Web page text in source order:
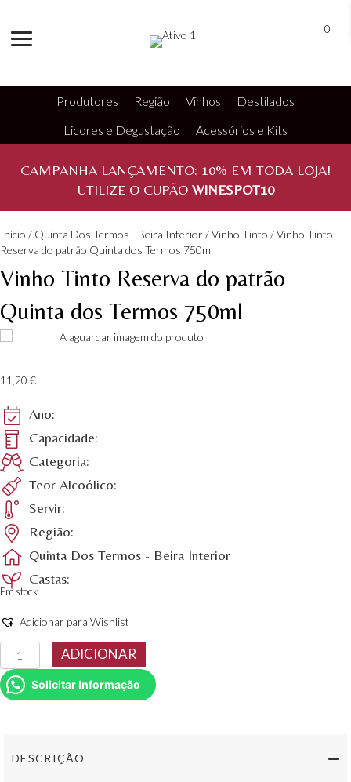
0
Produtores Região Vinhos
Destilados
Licores e Degustação
Acessórios e Kits
CAMPANHA LANÇAMENTO: 10% EM TODA LOJA!
UTILIZE O CUPÃO WINESPOT10
Início / Quinta Dos Termos - Beira Interior/Vinho Tinto / Vinho Tinto
Reserva do patrão Quinta dos Termos 750ml
Vinho Tinto Reserva do patrão
Quinta dos Termos 750ml
11,20 €
Ano:
Capacidade:
Categoria:
Teor Alcoólico:
Servir:
Região:
Quinta Dos Termos - Beira Interior
Castas:
Em stock
Adicionar para Wishlist
Quantidade
de
Vinho
Tinto
Quinta
ADICIONAR
Solicitar Informação
DESCRIÇÃO